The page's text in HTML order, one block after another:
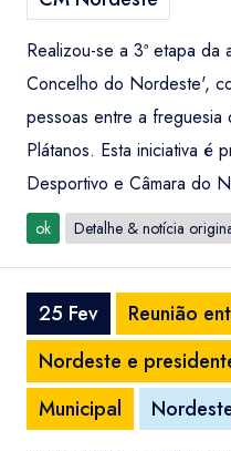
Realizou-se a 3ª etapa
Concelho do Nordeste',
pessoas entre a freguesia
Plátanos. Esta iniciativa é
Desportivo e Câmara do
ok Detalhe & notícia
25 Fev
Reunião
Nordeste e
Municipal